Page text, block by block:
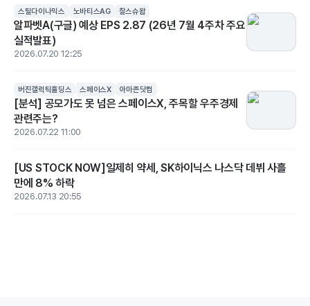
스틸다이나믹스 노바티스AG 찰스슈왑
알파벳A(구글) 예상 EPS 2.87 (26년 7월 4주차 주요
실적발표)
2026.07.20 12:25
버진갤럭틱홀딩스 스페이스X 아마존닷컴
[분석] 공모가도 못 넘은 스페이스X, 주목할 우주경제
관련주는?
2026.07.22 11:00
[US STOCK NOW]일제히 약세, SK하이닉스 나스닥 데뷔 사흘
만에 8% 하락
2026.07.13 20:55